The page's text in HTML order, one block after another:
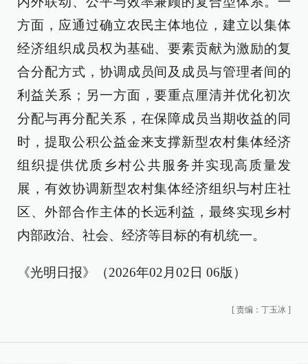
方面，应通过确立农民主体地位，建立以集体
经济组织成员权为基础、要素贡献为激励的复
合分配方式，协调成员间及成员与管理者间的
利益关系；另一方面，要重点厘清并优化初次
分配与再分配关系，在保障成员当期收益的同
时，提取公积公益金来支撑新型农村集体经济
组织提供优质乡村公共服务并实现高质量发
展，有效协调新型农村集体经济组织与村庄社
区、外部合作主体的长远利益，最终实现乡村
内部政治、社会、经济等目标的有机统一。
《光明日报》（2026年02月02日 06版）
[ 责编：丁玉冰 ]